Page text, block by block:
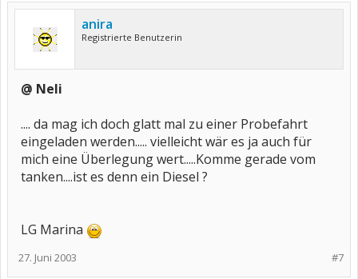
anira
Registrierte Benutzerin
@ Neli
.... da mag ich doch glatt mal zu einer Probefahrt
eingeladen werden..... vielleicht wär es ja auch für
mich eine Überlegung wert.....Komme gerade vom
tanken....ist es denn ein Diesel ?
LG Marina
#7
27. Juni 2003